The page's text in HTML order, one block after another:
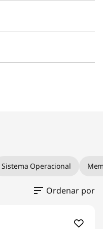
Sistema Operacional
Ordenar por